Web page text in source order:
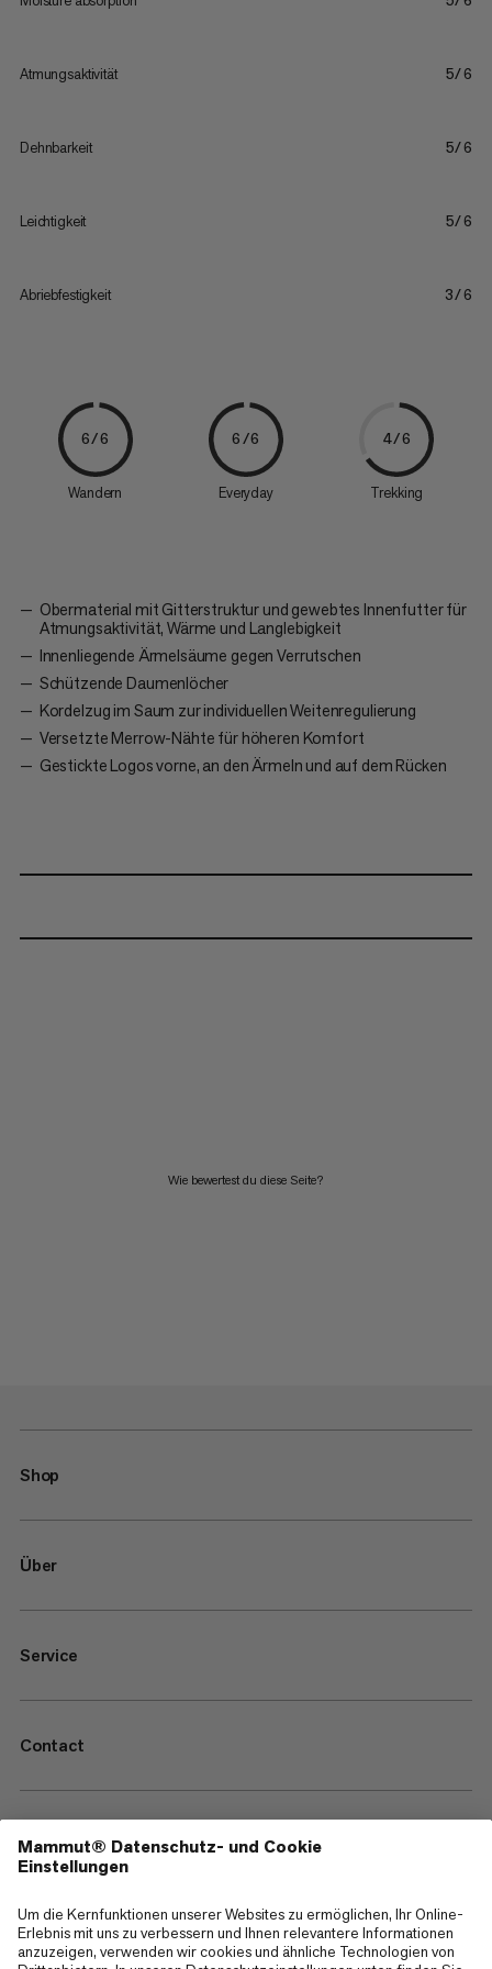
Atmungsaktivität 5/6
Dehnbarkeit 5/6
Leichtigkeit 5/6
Abriebfestigkeit 3/6
6/6
Wandern
6/6
Everyday
4/6
Trekking
Obermaterial mit Gitterstruktur und gewebtes Innenfutter für
Atmungsaktivität, Wärme und Langlebigkeit
Innenliegende Ärmelsäume gegen Verrutschen
Schützende Daumenlöcher
Kordelzug im Saum zur individuellen Weitenregulierung
Versetzte Merrow-Nähte für höheren Komfort
Gestickte Logos vorne, an den Ärmeln und auf dem Rücken
Wie bewertest du diese Seite?
Shop
Über
Service
Contact
—